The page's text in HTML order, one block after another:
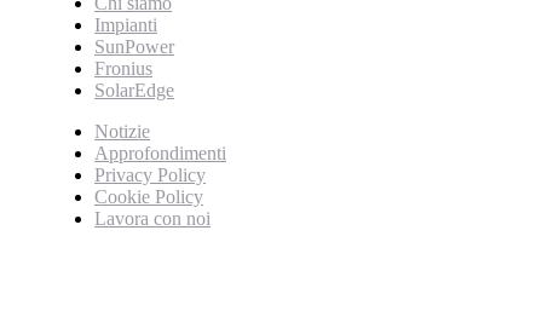
Impianti
SunPower
Fronius
SolarEdge
Notizie
Approfondimenti
Privacy Policy
Cookie Policy
Lavora con noi